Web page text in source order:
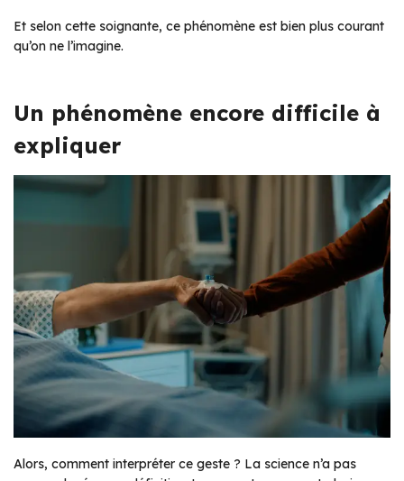
Et selon cette soignante, ce phénomène est bien plus courant
qu’on ne l’imagine.
Un phénomène encore difficile à
expliquer
Alors, comment interpréter ce geste ? La science n’a pas